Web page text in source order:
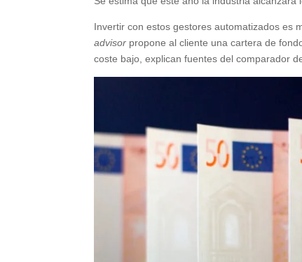
Invertir con estos gestores automatizados es
advisor propone al cliente una cartera de
coste bajo, explican fuentes del comparador